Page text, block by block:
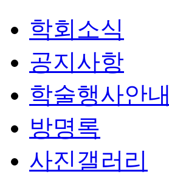
학회소식
공지사항
학술행사안내
방명록
사진갤러리